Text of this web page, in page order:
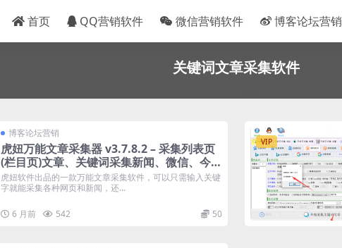
首页 QQ营销软件 微信营销软件 博客论坛营销
关键词文章采集软件
博客论坛营销
虎妞万能文章采集器 v3.7.8.2 – 采集列表页
(栏目页)文章、关键词采集新闻、微信、今日
头条等软件
虎妞软件出品的一款万能文章采集软件，可以只需输入关键
字就能采集各种网页和新闻，还...
6 月前 542 50
VIP